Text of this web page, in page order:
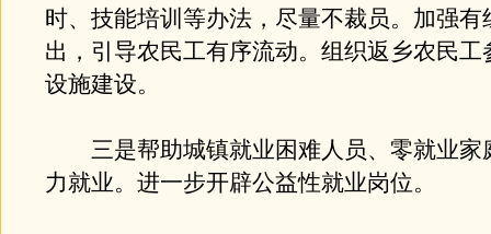
时、技能培训等办法，尽量不裁员。加强有
出，引导农民工有序流动。组织返乡农民工
设施建设。
三是帮助城镇就业困难人员、零就业家
力就业。进一步开辟公益性就业岗位。